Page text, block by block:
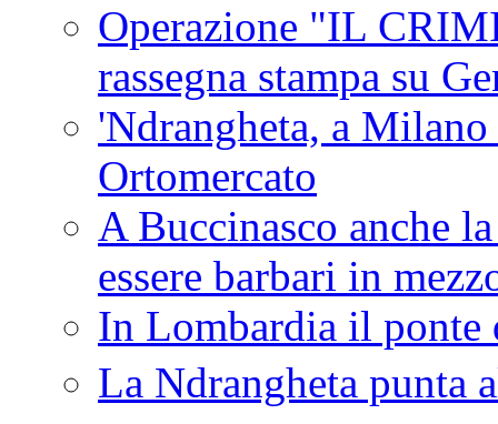
Operazione "IL
rassegna stampa su
'Ndrangheta, a Milano
Ortomercato
A Buccinasco anche
essere barbari in
In Lombardia il ponte
La Ndrangheta